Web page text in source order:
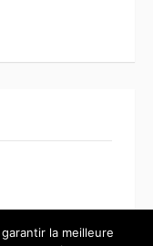
la meilleure